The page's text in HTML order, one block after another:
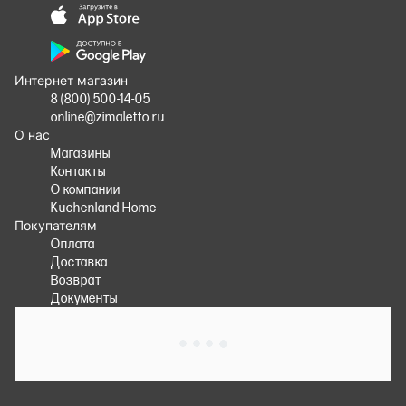
Интернет магазин
8 (800) 500-14-05
online@zimaletto.ru
О нас
Магазины
Контакты
О компании
Kuchenland Home
Покупателям
Оплата
Доставка
Возврат
Документы